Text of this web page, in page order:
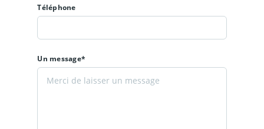
Téléphone
Un message*